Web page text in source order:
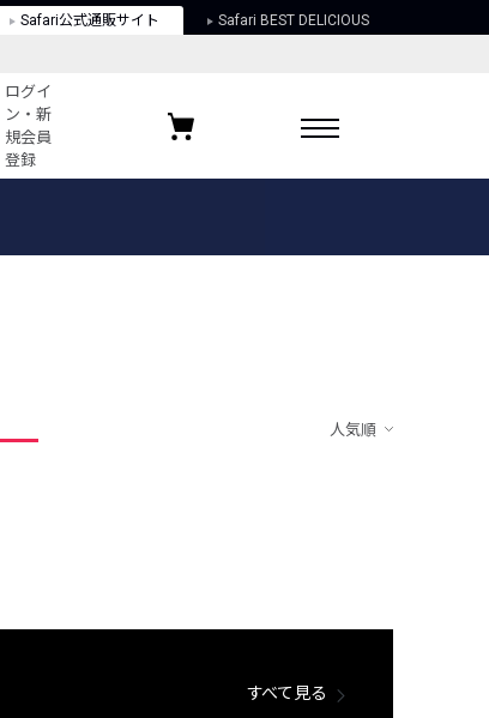
Safari公式通販サイト Safari BEST DELICIOUS
ログイ
ン・新
規会員
登録
お気に入りブランド
人気順
すべて見る